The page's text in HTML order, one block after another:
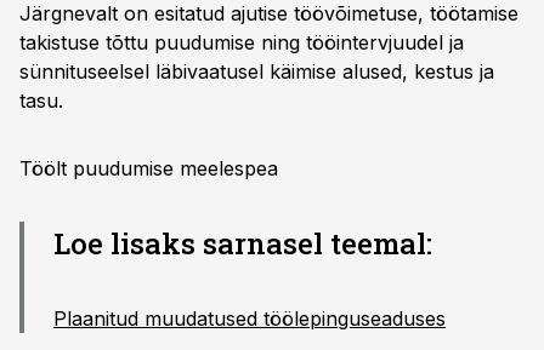
Järgnevalt on esitatud ajutise töövõimetuse, töötamise
takistuse tõttu puudumise ning tööintervjuudel ja
sünnituseelsel läbivaatusel käimise alused, kestus ja
tasu.
Töölt puudumise meelespea
Loe lisaks sarnasel teemal:
Plaanitud muudatused töölepinguseaduses